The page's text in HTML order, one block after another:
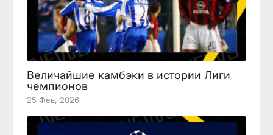
Величайшие камбэки в истории Лиги
чемпионов
25 Фев, 2026